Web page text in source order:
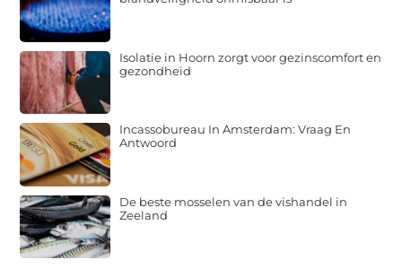
Isolatie in Hoorn zorgt voor gezinscomfort en
gezondheid
Incassobureau In Amsterdam: Vraag En
Antwoord
De beste mosselen van de vishandel in
Zeeland